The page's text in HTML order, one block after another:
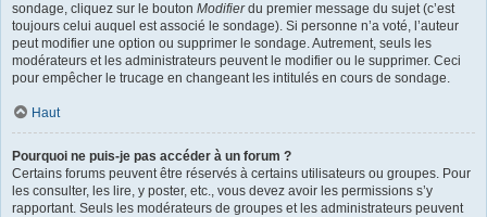
sondage, cliquez sur le bouton Modifierdu premier message du sujet (c’est
toujours celui auquel est associé le sondage). Si personne n’a voté, l’auteur
peut modifier une option ou supprimer le sondage. Autrement, seuls les
modérateurs et les administrateurs peuvent le modifier ou le supprimer. Ceci
pour empêcher le trucage en changeant les intitulés en cours de sondage.
Haut
Pourquoi ne puis-je pas accéder à un forum ?
Certains forums peuvent être réservés à certains utilisateurs ou groupes. Pour
les consulter, les lire, y poster, etc., vous devez avoir les permissions s’y
rapportant. Seuls les modérateurs de groupes et les administrateurs peuvent